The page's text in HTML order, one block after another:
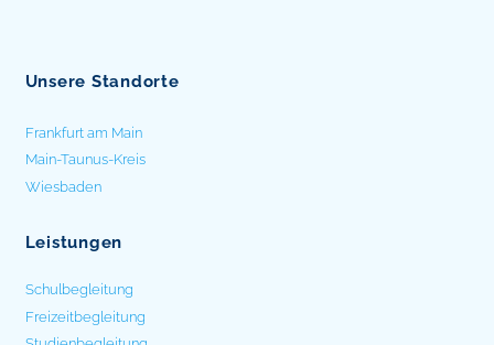
Unsere Standorte
Frankfurt am Main
Main-Taunus-Kreis
Wiesbaden
Leistungen
Schulbegleitung
Freizeitbegleitung